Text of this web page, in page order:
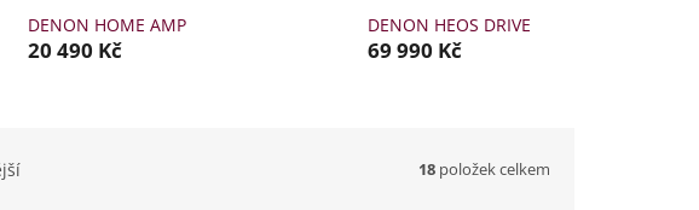
DENON HOME AMP
20 490 Kč
DENON HEOS DRIVE
69 990 Kč
18 položek celkem